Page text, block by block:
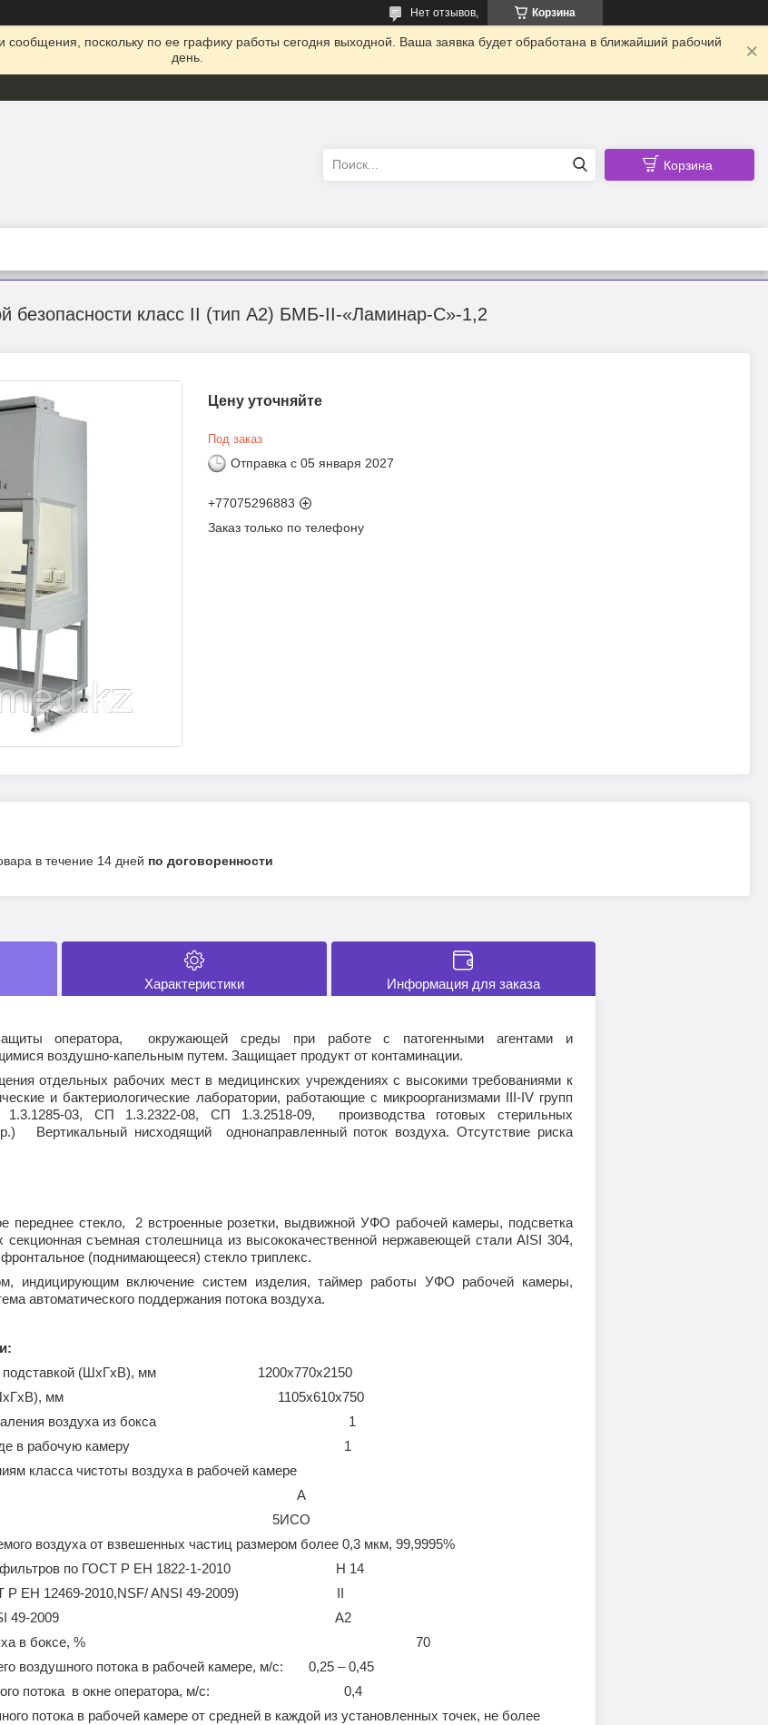
Корзина
Нет отзывов,
поскольку по ее графику работы сегодня выходной. Ваша заявка будет обработана в ближайший рабочий
день.
Корзина
безопасности класс II (тип A2) БМБ-II-«Ламинар-С»-1,2
Цену уточняйте
Под заказ
Отправка с 05 января 2027
+77075296883
Заказ только по телефону
в течение 14 дней по договоренности
Характеристики Информация для заказа
оператора, окружающей среды при работе с патогенными агентами и
воздушно-капельным путем. Защищает продукт от контаминации.
отдельных рабочих мест в медицинских учреждениях с высокими требованиями к
и бактериологические лаборатории, работающие с микроорганизмами III-IV групп
1.3.1285-03, СП 1.3.2322-08, СП 1.3.2518-09, производства готовых стерильных
Вертикальный нисходящий однонаправленный поток воздуха. Отсутствие риска
переднее стекло, 2 встроенные розетки, выдвижной УФО рабочей камеры, подсветка
секционная съемная столешница из высококачественной нержавеющей сталиAISI
304,
(поднимающееся) стекло триплекс.
индицирующим включение систем изделия, таймер работы УФО рабочей камеры,
автоматического поддержания потока воздуха.
с подставкой (ШхГхВ), мм 1200х770х2150
камеры (ШхГхВ), мм 1105х610х750
для удаления воздуха из бокса 1
на входе в рабочую камеру 1
класса чистоты воздуха в рабочей камере
52249-2009 А
14644-1-2002 5ИСО
воздуха от взвешенных частиц размером более 0,3 мкм, 99,9995%
фильтров по ГОСТ Р ЕН 1822-1-2010 Н 14
Р ЕН 12469-2010,NSF/ANSI 49-2009) II
49-2009 А2
воздуха в боксе, % 70
воздушного потока в рабочей камере, м/с: 0,25 – 0,45
потока в окне оператора, м/с: 0,4
потока в рабочей камере от средней в каждой из установленных точек, не более